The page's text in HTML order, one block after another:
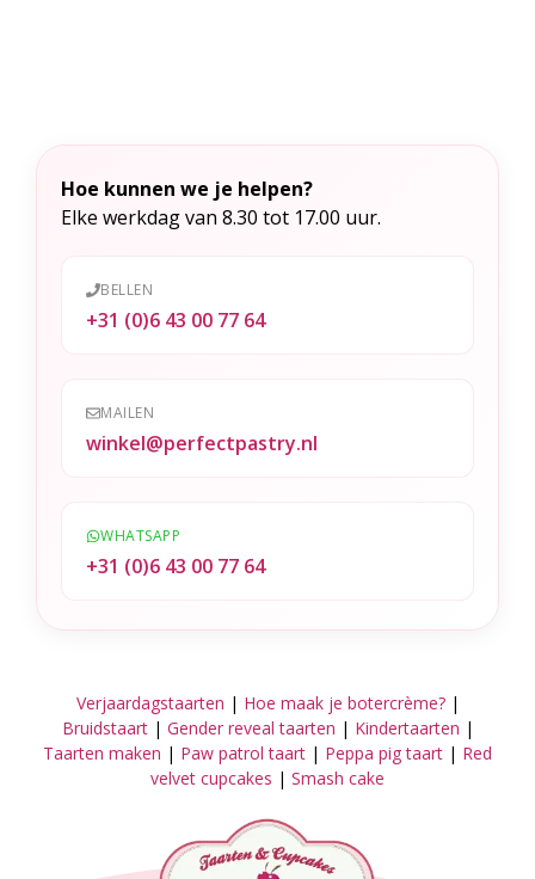
Hoe kunnen we je helpen?
Elke werkdag van 8.30 tot 17.00 uur.
BELLEN
+31 (0)6 43 00 77 64
MAILEN
winkel@perfectpastry.nl
WHATSAPP
+31 (0)6 43 00 77 64
Verjaardagstaarten | Hoe maak je botercrème?|
Bruidstaart| Gender reveal taarten | Kindertaarten |
Taarten maken | Paw patrol taart | Peppa pig taart | Red
velvet cupcakes | Smash cake